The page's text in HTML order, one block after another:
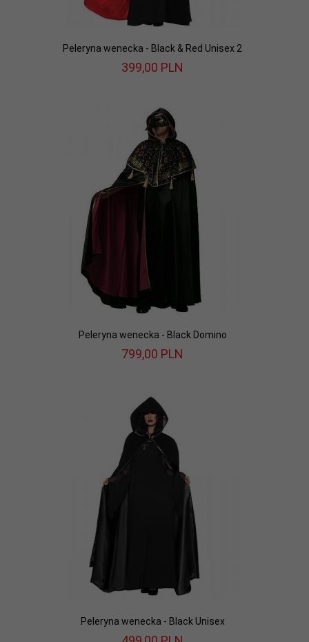
Peleryna wenecka - Black & Red Unisex 2
399,00 PLN
Peleryna wenecka - Black Domino
799,00 PLN
Peleryna wenecka - Black Unisex